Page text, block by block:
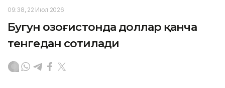
09:38, 22 Июл 2026
Бугун Қозоғистонда доллар қанча
тенгедан сотилади